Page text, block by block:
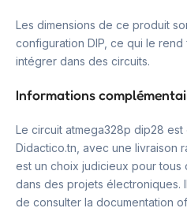
Les dimensions de ce produit
configuration DIP, ce qui le
intégrer dans des circuits.
Informations
Le circuit atmega328p dip28
Didactico.tn, avec une livraison
est un choix judicieux pour tous
dans des projets électroniques.
de consulter la documentation